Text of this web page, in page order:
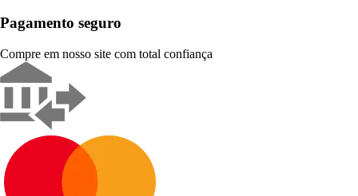
Pagamento seguro
Compre em nosso site com total confiança